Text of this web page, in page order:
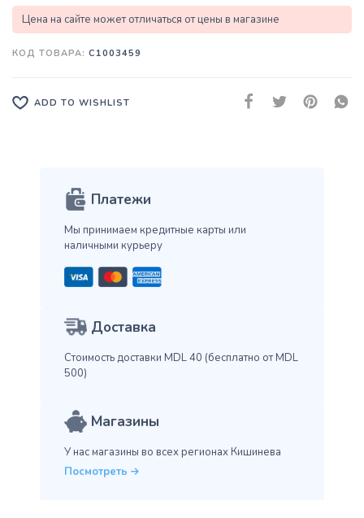
Цена на сайте может отличаться от цены в магазине
КОД ТОВАРА: C1003459
ADD TO WISHLIST
Платежи
Мы принимаем кредитные карты или
наличными курьеру
Доставка
Стоимость доставки MDL 40 (бесплатно от MDL
500)
Магазины
У нас магазины во всех регионах Кишинева
Посмотреть